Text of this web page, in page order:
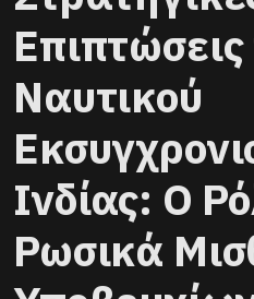
Επιπτώσεις
Ναυτικού
Ινδίας: Ο
Ρωσικά